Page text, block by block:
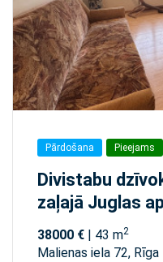
Pārdošana Pieejams
Divistabu
zaļajā Juglas
38000 € | 43 m2
Malienas iela 72, Rīga